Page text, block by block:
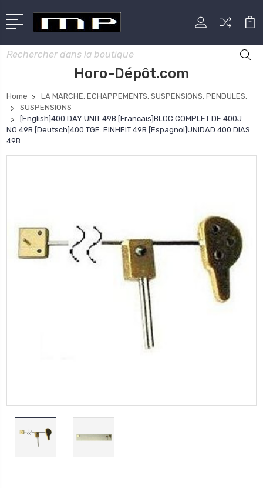
Rechercher
Horo-Dépôt.com
Home
LA MARCHE. ECHAPPEMENTS. SUSPENSIONS. PENDULES.
SUSPENSIONS
[English]400 DAY UNIT 49B [Francais]BLOC COMPLET DE 400J
NO.49B [Deutsch]400 TGE. EINHEIT 49B [Espagnol]UNIDAD 400 DIAS
49B